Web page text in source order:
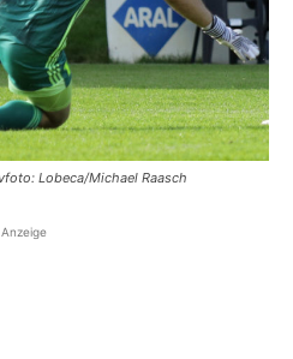
Lobeca/Michael Raasch
Anzeige